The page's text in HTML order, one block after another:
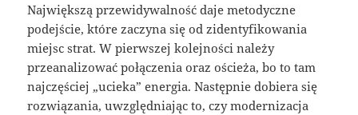
Największą przewidywalność daje metodyczne
podejście, które zaczyna się od zidentyfikowania
miejsc strat. W pierwszej kolejności należy
przeanalizować połączenia oraz ościeża, bo to tam
najczęściej „ucieka” energia. Następnie dobiera się
rozwiązania, uwzględniając to, czy modernizacja